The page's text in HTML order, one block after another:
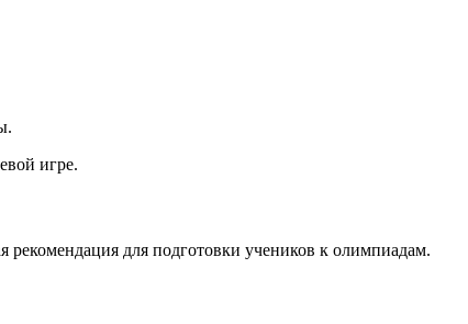
игре.
для подготовки учеников к олимпиадам.